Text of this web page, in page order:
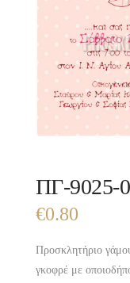
ΠΓ-
€0.80
Προσκλητήριο
γκοφρέ με